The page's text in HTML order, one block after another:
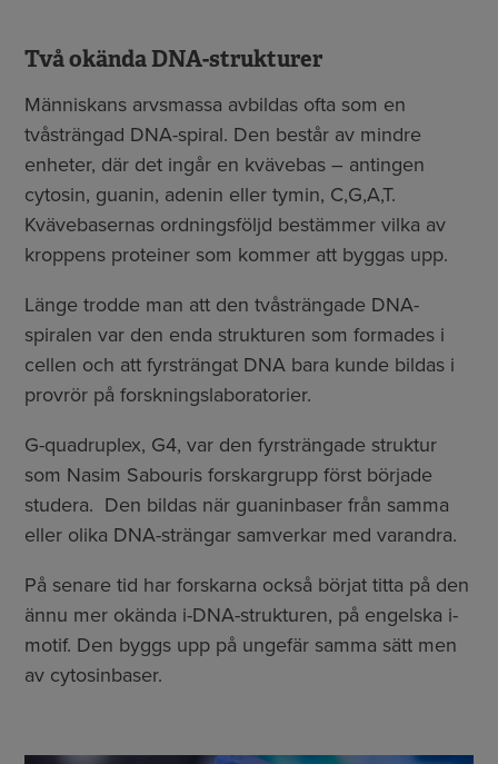
Två okända DNA-strukturer
Människans arvsmassa avbildas ofta som en
tvåsträngad DNA-spiral. Den består av mindre
enheter, där det ingår en kvävebas – antingen
cytosin, guanin, adenin eller tymin, C,G,A,T.
Kvävebasernas ordningsföljd bestämmer vilka av
kroppens proteiner som kommer att byggas upp.
Länge trodde man att den tvåsträngade DNA-
spiralen var den enda strukturen som formades i
cellen och att fyrsträngat DNA bara kunde bildas i
provrör på forskningslaboratorier.
G-quadruplex, G4, var den fyrsträngade struktur
som Nasim Sabouris forskargrupp först började
studera. Den bildas när guaninbaser från samma
eller olika DNA-strängar samverkar med varandra.
På senare tid har forskarna också börjat titta på den
ännu mer okända i-DNA-strukturen, på engelska i-
motif. Den byggs upp på ungefär samma sätt men
av cytosinbaser.